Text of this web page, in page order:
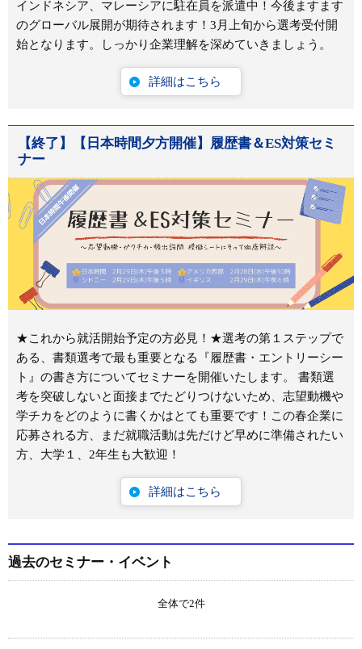
インドネシア、マレーシアに駐在員を派遣中！今後ますます
のグローバル展開が期待されます！3月上旬から選考受付開
始となります。しっかり企業理解を深めていきましょう。
詳細はこちら
【終了】【日本時間夕方開催】履歴書＆ES対策セミ
ナー
★これから就活開始予定の方必見！★選考の第１ステップで
ある、書類選考で最も重要となる『履歴書・エントリーシー
ト』の書き方についてセミナーを開催いたします。 書類選
考を突破しないと面接までたどりつけないため、志望動機や
学チカをどのように書くかはとても重要です！この春企業に
応募される方、まだ就職活動は先だけど早めに準備されたい
方、大学１、2年生も大歓迎！
詳細はこちら
過去のセミナー・イベント
全体で2件